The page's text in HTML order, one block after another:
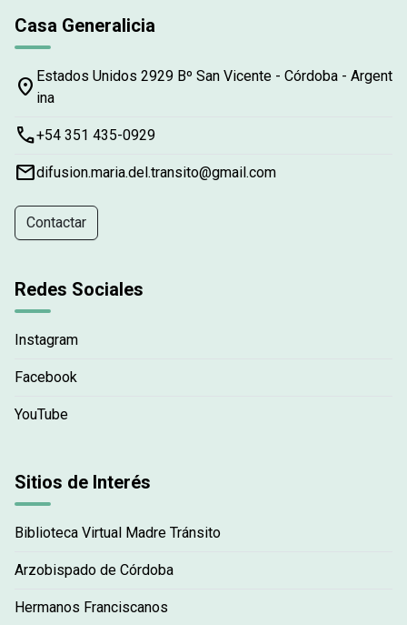
Casa Generalicia
place Estados Unidos 2929 Bº San Vicente - Córdoba - Argent
ina
phone+54 351 435-0929
emaildifusion.maria.del.transito@gmail.com
Contactar
Redes Sociales
Instagram
Facebook
YouTube
Sitios de Interés
Biblioteca Virtual Madre Tránsito
Arzobispado de Córdoba
Hermanos Franciscanos